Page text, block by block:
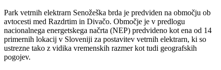
Park vetrnih elektrarn Senožeška brda je predviden na območju ob
avtocesti med Razdrtim in Divačo. Območje je v predlogu
nacionalnega energetskega načrta (NEP) predvideno kot ena od 14
primernih lokacij v Sloveniji za postavitev vetrnih elektrarn, ki so
ustrezne tako z vidika vremenskih razmer kot tudi geografskih
pogojev.